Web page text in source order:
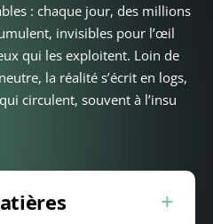
: chaque jour, des millions
invisibles pour l’œil
qui les exploitent. Loin de
la réalité s’écrit en logs,
circulent, souvent à l’insu